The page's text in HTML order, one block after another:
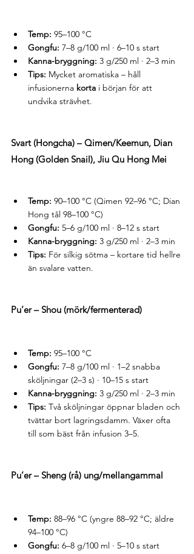
Temp: 95–100 °C
Gongfu: 7–8 g/100 ml · 6–10 s start
Kanna-bryggning: 3 g/250 ml · 2–3 min
Tips: Mycket aromatiska – håll
infusionerna korta i början för att
undvika strävhet.
Svart (Hongcha) – Qimen/Keemun, Dian
Hong (Golden Snail), Jiu Qu Hong Mei
Temp: 90–100 °C (Qimen 92–96 °C; Dian
Hong tål 98–100 °C)
Gongfu: 5–6 g/100 ml · 8–12 s start
Kanna-bryggning: 3 g/250 ml · 2–3 min
Tips: För silkig sötma – kortare tid hellre
än svalare vatten.
Pu’er – Shou (mörk/fermenterad)
Temp: 95–100 °C
Gongfu: 7–8 g/100 ml · 1–2 snabba
sköljningar (2–3 s) · 10–15 s start
Kanna-bryggning: 3 g/250 ml · 2–3 min
Tips: Två sköljningar öppnar bladen och
tvättar bort lagringsdamm. Växer ofta
till som bäst från infusion 3–5.
Pu’er – Sheng (rå) ung/mellangammal
Temp: 88–96 °C (yngre 88–92 °C; äldre
94–100 °C)
Gongfu: 6–8 g/100 ml · 5–10 s start